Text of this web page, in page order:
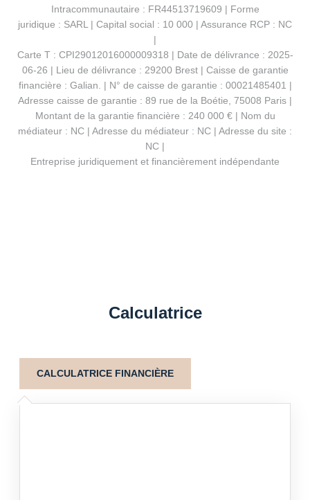
Intracommunautaire : FR44513719609 | Forme
juridique : SARL | Capital social : 10 000 | Assurance RCP : NC
|
Carte T : CPI29012016000009318 | Date de délivrance : 2025-
06-26 | Lieu de délivrance : 29200 Brest | Caisse de garantie
financière : Galian. | N° de caisse de garantie : 00021485401 |
Adresse caisse de garantie : 89 rue de la Boétie, 75008 Paris |
Montant de la garantie financière : 240 000 € | Nom du
médiateur : NC | Adresse du médiateur : NC | Adresse du site :
NC |
Entreprise juridiquement et financièrement indépendante
Calculatrice
CALCULATRICE FINANCIÈRE